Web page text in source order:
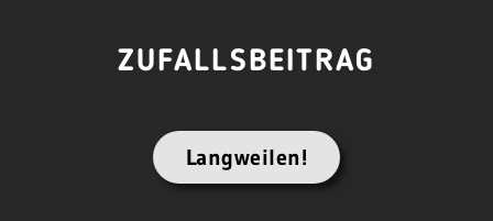
ZUFALLSBEITRAG
Langweilen!